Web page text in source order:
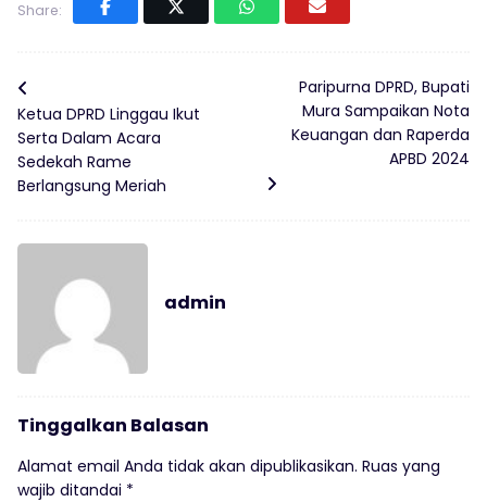
Share:
Ketua DPRD Linggau Ikut
Serta Dalam Acara
Sedekah Rame
Berlangsung Meriah
Paripurna DPRD, Bupati
Mura Sampaikan Nota
Keuangan dan Raperda
APBD 2024
admin
Tinggalkan Balasan
Alamat email Anda tidak akan dipublikasikan. Ruas yang
wajib ditandai *